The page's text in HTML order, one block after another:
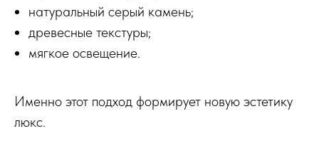
натуральный серый камень;
древесные текстуры;
мягкое освещение.
Именно этот подход формирует новую эстетику
люкс.